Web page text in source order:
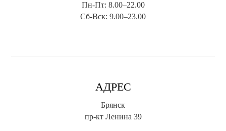
Пн-Пт: 8.00–22.00
Сб-Вск: 9.00–23.00
АДРЕС
Брянск
пр-кт Ленина 39